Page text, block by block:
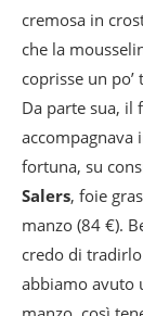
cremosa in
che la
coprisse un po’
Da parte sua, il
accompagnava
fortuna, su
Salers, foie
manzo (84 €).
credo di
abbiamo avuto